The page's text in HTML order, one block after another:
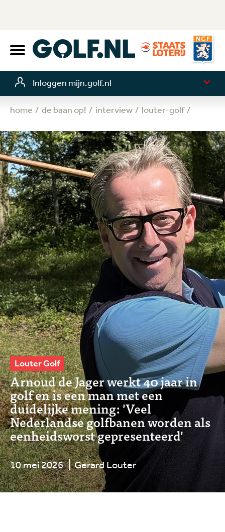
Inloggen mijn.golf.nl
home de baan op! interview louter-golf
Louter Golf
Arnoud de Jager werkt 40 jaar in
golf en is een man met een
duidelijke mening: 'Veel
Nederlandse golfbanen worden als
eenheidsworst gepresenteerd'
10 mei 2026 Gerard Louter